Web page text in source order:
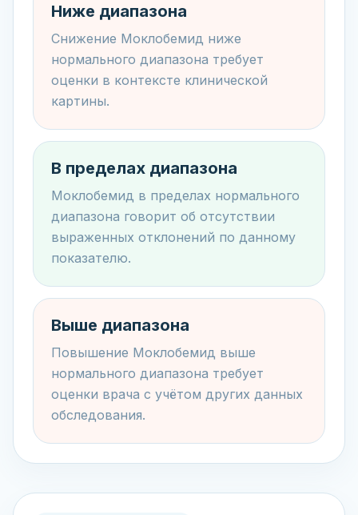
Ниже диапазона
Снижение Моклобемид ниже
нормального диапазона требует
оценки в контексте клинической
картины.
В пределах диапазона
Моклобемид в пределах нормального
диапазона говорит об отсутствии
выраженных отклонений по данному
показателю.
Выше диапазона
Повышение Моклобемид выше
нормального диапазона требует
оценки врача с учётом других данных
обследования.